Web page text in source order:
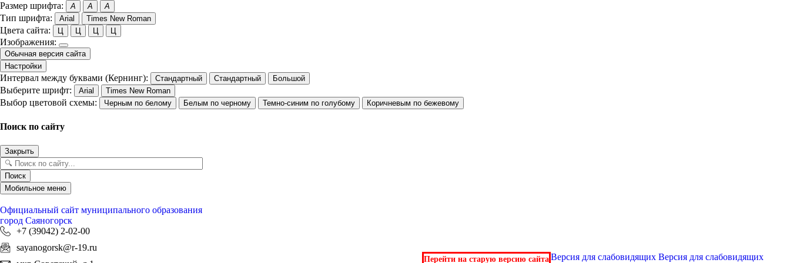
Размер шрифта: A A A
Тип шрифта: Arial Times New Roman
Цвета сайта: Ц Ц Ц Ц
Изображения:
Обычная версия сайта
Настройки
Интервал между буквами (Кернинг): Стандартный Стандартный Большой
Выберите шрифт: Arial Times New Roman
Выбор цветовой схемы: Черным по белому Белым по черному Темно-синим по голубому Коричневым по бежевому
Поиск по сайту
Закрыть
Поиск
Мобильное меню
Официальный сайт муниципального образования
город Саяногорск
+7 (39042) 2-02-00
sayanogorsk@r-19.ru
Перейти на старую версию сайта Версия для слабовидящихВерсия для слабовидящих